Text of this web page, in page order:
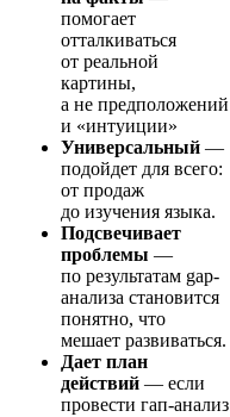
помогает
отталкиваться
от реальной
картины,
а не предположений
и «интуиции»
Универсальный —
подойдет для всего:
от продаж
до изучения языка.
Подсвечивает
проблемы —
по результатам gap-
анализа становится
понятно, что
мешает развиваться.
Дает план
действий — если
провести гап-анализ